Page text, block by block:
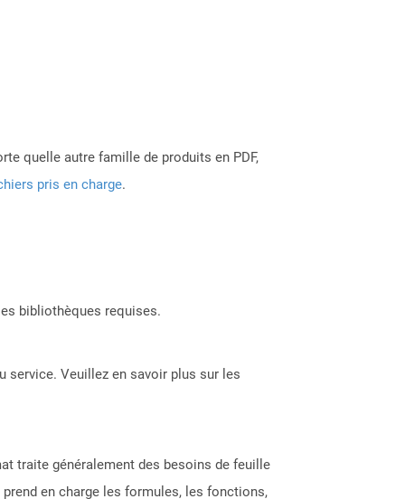
quelle autre famille de produits en PDF,
pris en charge.
bibliothèques requises.
service. Veuillez en savoir plus sur les
traite généralement des besoins de feuille
en charge les formules, les fonctions,